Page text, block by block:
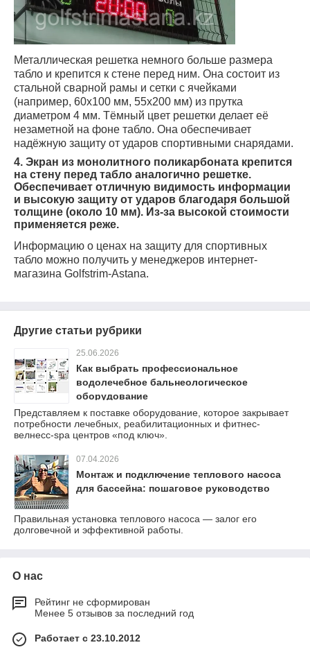
Металлическая решетка немного больше размера
табло и крепится к стене перед ним. Она состоит из
стальной сварной рамы и сетки с ячейками
(например, 60x100 мм, 55x200 мм) из прутка
диаметром 4 мм. Тёмный цвет решетки делает её
незаметной на фоне табло. Она обеспечивает
надёжную защиту от ударов спортивными снарядами.
4. Экран из монолитного поликарбоната крепится
на стену перед табло аналогично решетке.
Обеспечивает отличную видимость информации
и высокую защиту от ударов благодаря большой
толщине (около 10 мм). Из-за высокой стоимости
применяется реже.
Информацию о ценах на защиту для спортивных
табло можно получить у менеджеров интернет-
магазина Golfstrim-Astana.
Другие статьи рубрики
25.06.2026
Как выбрать профессиональное
водолечебное бальнеологическое
оборудование
Представляем к поставке оборудование, которое закрывает
потребности лечебных, реабилитационных и фитнес-
велнесс-spa центров «под ключ».
07.04.2026
Монтаж и подключение теплового насоса
для бассейна: пошаговое руководство
Правильная установка теплового насоса — залог его
долговечной и эффективной работы.
О нас
Рейтинг не сформирован
Менее 5 отзывов за последний год
Работает с 23.10.2012